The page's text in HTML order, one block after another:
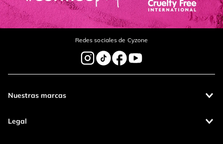
Redes sociales de Cyzone
Nuestras marcas
Legal